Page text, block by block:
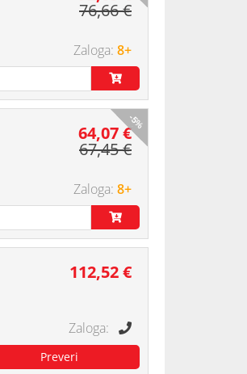
76,66 €
8+
-5%
64,07 €
67,45 €
8+
112,52 €